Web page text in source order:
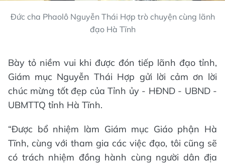
Đức cha Phaolô Nguyễn Thái Hợp trò chuyện cùng lãnh
đạo Hà Tĩnh
Bày tỏ niềm vui khi được đón tiếp lãnh đạo tỉnh,
Giám mục Nguyễn Thái Hợp gửi lời cảm ơn lời
chúc mừng tốt đẹp của Tỉnh ủy - HĐND - UBND -
UBMTTQ tỉnh Hà Tĩnh.
“Được bổ nhiệm làm Giám mục Giáo phận Hà
Tĩnh, cùng với tham gia các việc đạo, tôi cũng sẽ
có trách nhiệm đồng hành cùng người dân địa